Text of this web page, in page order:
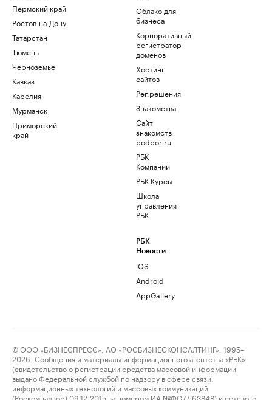
Пермский край
Ростов-на-Дону
Татарстан
Тюмень
Черноземье
Кавказ
Карелия
Мурманск
Приморский
край
Облако для
бизнеса
Корпоративный
регистратор
доменов
Хостинг
сайтов
Рег.решения
Знакомства
Сайт
знакомств
podbor.ru
РБК
Компании
РБК Курсы
Школа
управления
РБК
РБК
Новости
iOS
Android
AppGallery
© ООО «БИЗНЕСПРЕСС», АО «РОСБИЗНЕСКОНСАЛТИНГ», 1995–
2026. Сообщения и материалы информационного агентства «РБК»
(свидетельство о регистрации средства массовой информации
выдано Федеральной службой по надзору в сфере связи,
информационных технологий и массовых коммуникаций
(Роскомнадзор) 09.12.2015 за номером ИА №ФС77-63848) и сетевого